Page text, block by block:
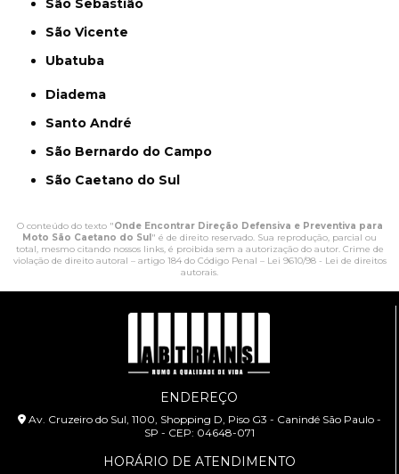
São Sebastião
São Vicente
Ubatuba
Diadema
Santo André
São Bernardo do Campo
São Caetano do Sul
O conteúdo do texto "Onde Encontrar Direção Defensiva e Preventiva para
Moto São Caetano do Sul" é de direito reservado. Sua reprodução, parcial ou
total, mesmo citando nossos links, é proibida sem a autorização do autor. Crime de
violação de direito autoral – artigo 184 do Código Penal – Lei 9610/98 - Lei de direitos
autorais.
ENDEREÇO
Av. Cruzeiro do Sul, 1100, Shopping D, Piso G3 - Canindé São Paulo -
SP - CEP: 04648-071
HORÁRIO DE ATENDIMENTO